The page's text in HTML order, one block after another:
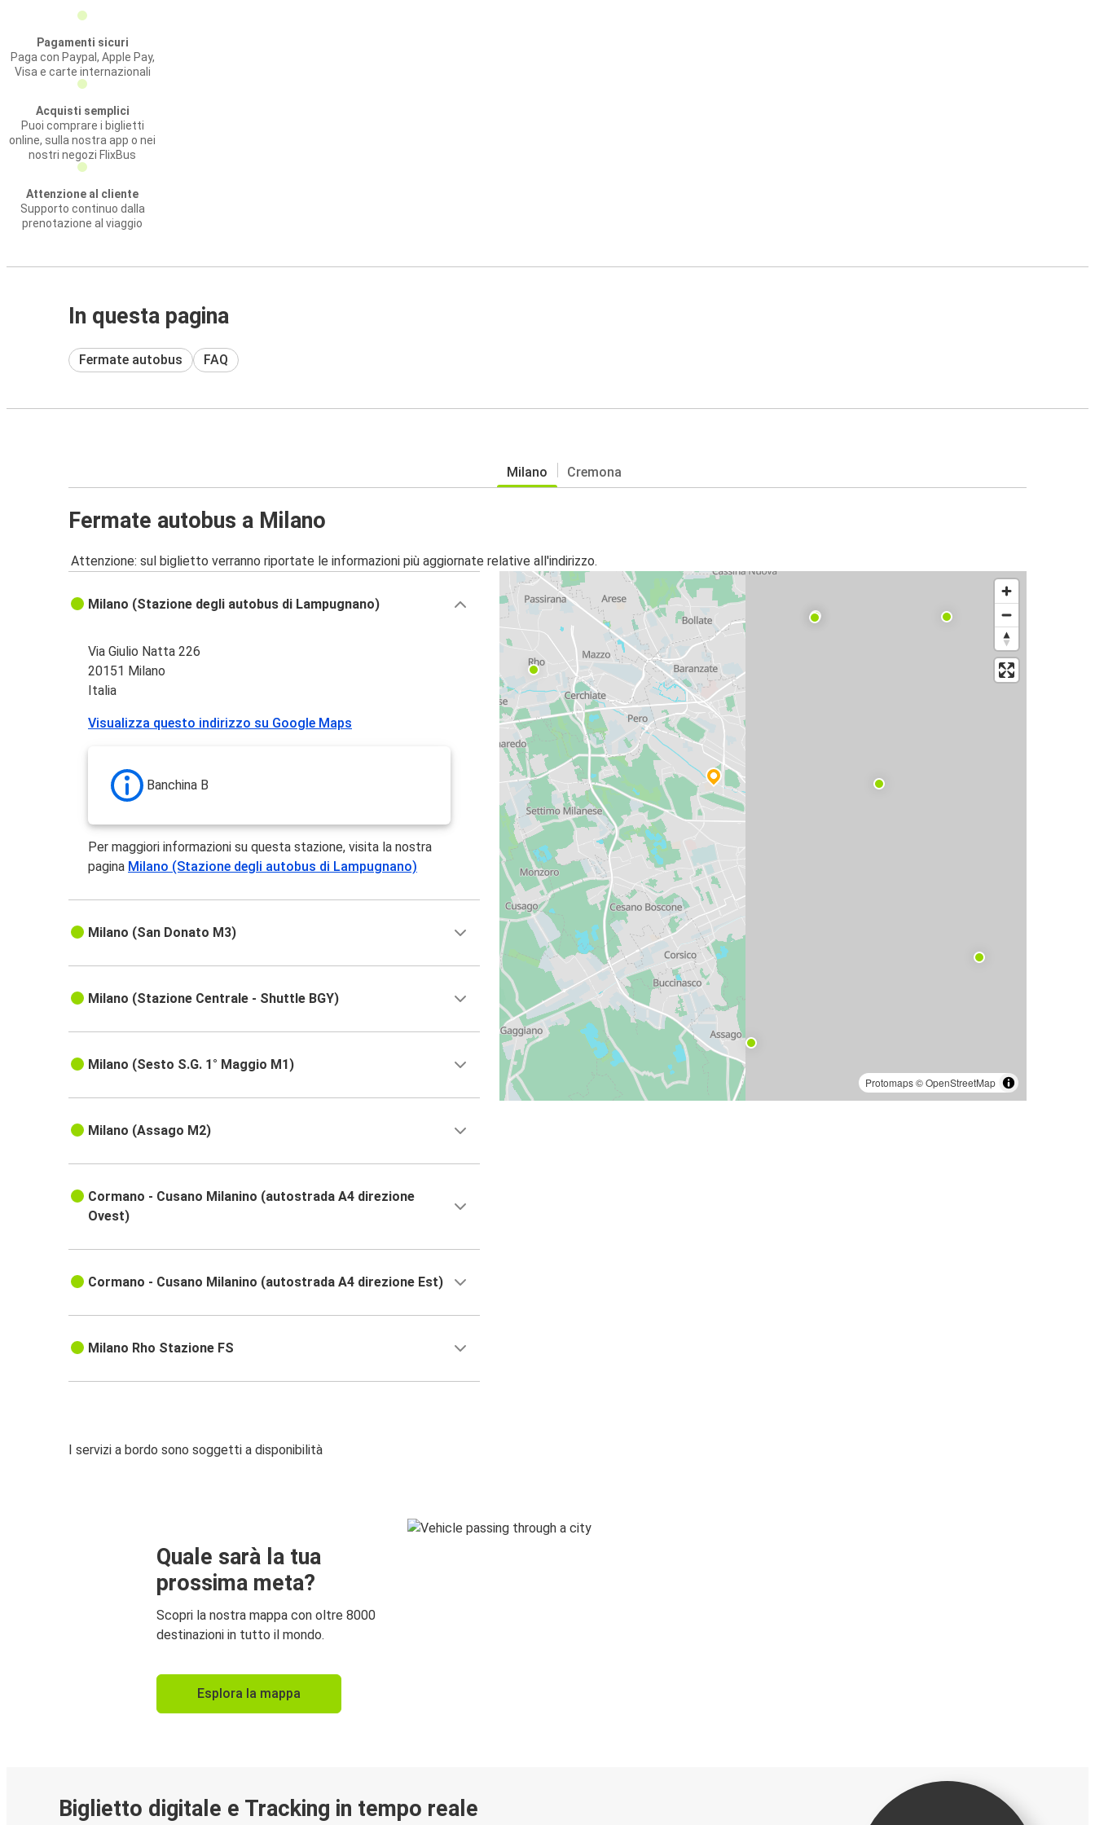
Pagamenti sicuri
Paga con Paypal, Apple Pay,
Visa e carte internazionali
Acquisti semplici
Puoi comprare i biglietti
online, sulla nostra app o nei
nostri negozi FlixBus
Attenzione al cliente
Supporto continuo dalla
prenotazione al viaggio
In questa pagina
Fermate autobus FAQ
Milano Cremona
Fermate autobus a Milano
Attenzione: sul biglietto verranno riportate le informazioni più aggiornate relative all'indirizzo.
Protomaps©OpenStreetMap
Milano (Stazione degli autobus di Lampugnano)
Via Giulio Natta 226
20151 Milano
Italia
Visualizza questo indirizzo su Google Maps
Banchina B
Per maggiori informazioni su questa stazione, visita la nostra
pagina Milano (Stazione degli autobus di Lampugnano)
Milano (San Donato M3)
Milano (Stazione Centrale - Shuttle BGY)
Milano (Sesto S.G. 1° Maggio M1)
Milano (Assago M2)
Cormano - Cusano Milanino (autostrada A4 direzione
Ovest)
Cormano - Cusano Milanino (autostrada A4 direzione Est)
Milano Rho Stazione FS
I servizi a bordo sono soggetti a disponibilità
Quale sarà la tua
prossima meta?
Scopri la nostra mappa con oltre 8000
destinazioni in tutto il mondo.
Esplora la mappa
Biglietto digitale e Tracking in tempo reale